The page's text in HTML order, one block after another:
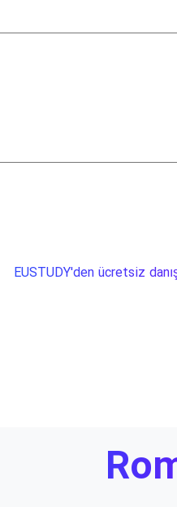
EUSTUDY'den ücretsiz